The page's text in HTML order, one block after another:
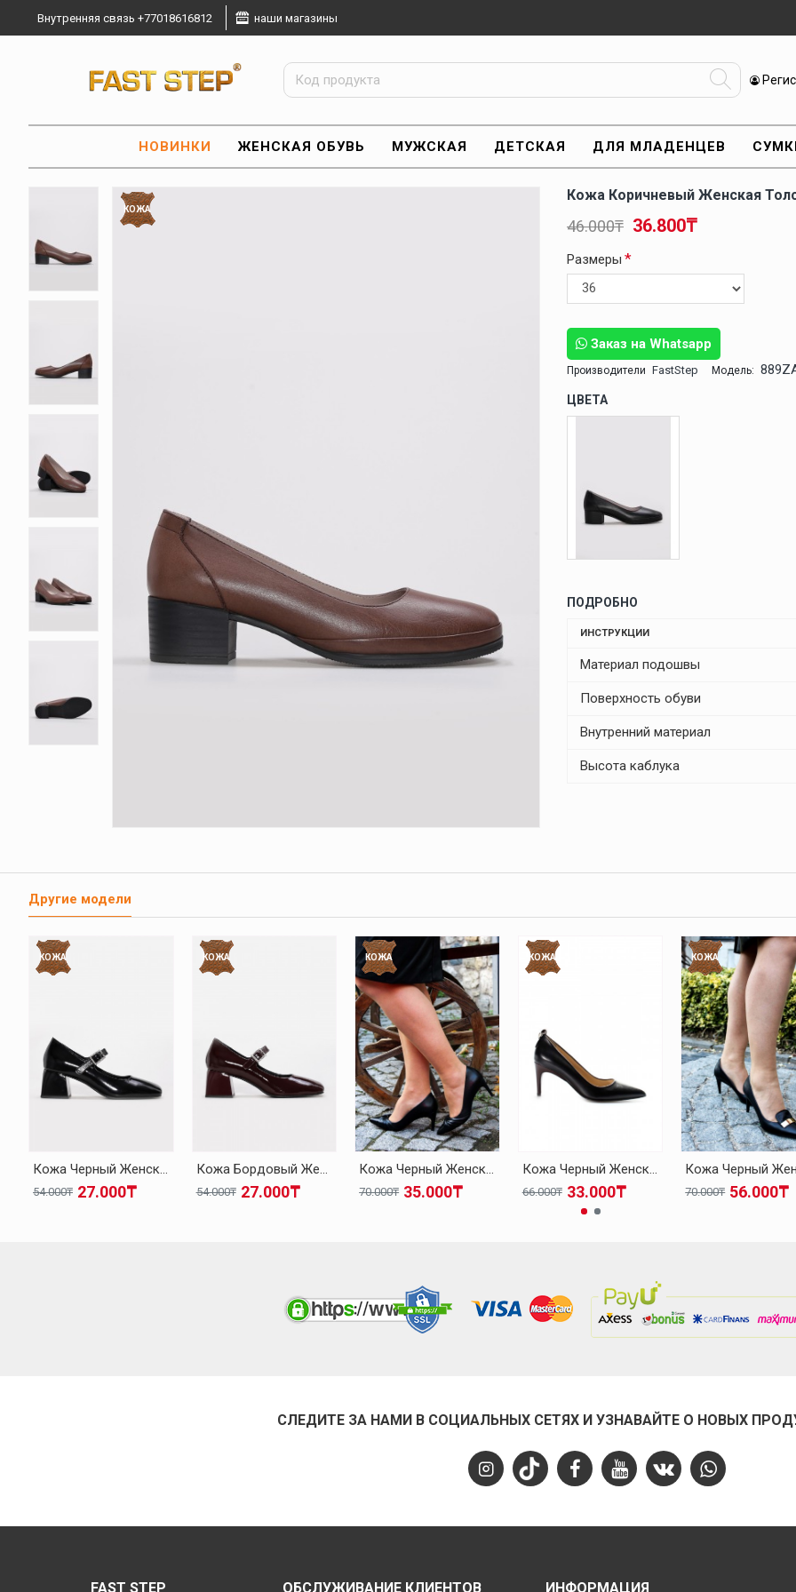
Внутренняя связь +77018616812 наши магазины
НОВИНКИ ЖЕНСКАЯ ОБУВЬ МУЖСКАЯ ДЕТСКАЯ ДЛЯ МЛАДЕНЦЕВ
КОЖА
Кожа Коричневый Женская
Заказ на Whatsapp
Производители FastStep Модель:
36.800₸
46.000₸
Размеры
ЦВЕТА
ПОДРОБНО
ИНСТРУКЦИИ
Материал подошвы
Поверхность обуви
Внутренний материал
Высота каблука
Другие модели
КОЖА
Кожа Черный Женская Толстые Каблуки Обувь 010ZA8714
27.000₸
54.000₸
КОЖА
Кожа Бордовый Женская Толстые Каблуки Обувь 010ZA8714
27.000₸
54.000₸
КОЖА
Кожа Черный Женская На Каблуках-Шпилька Обувь 019ZA21-494
35.000₸
70.000₸
КОЖА
Кожа Черный Женская На Каблуках-Шпилька Обувь 019ZA21-499
33.000₸
66.000₸
КОЖА
56.000₸
70.000₸
СЛЕДИТЕ ЗА НАМИ В СОЦИАЛЬНЫХ СЕТЯХ И УЗНАВАЙТЕ О НОВЫХ
FAST STEP ОБСЛУЖИВАНИЕ КЛИЕНТОВ ИНФОРМАЦИЯ